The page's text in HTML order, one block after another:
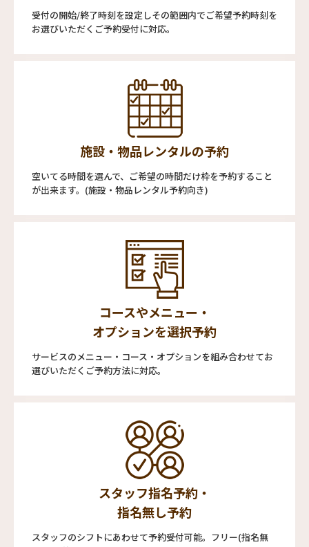
受付の開始/終了時刻を設定しその範囲内でご希望予約時刻を
お選びいただくご予約受付に対応。
施設・物品レンタルの予約
空いてる時間を選んで、ご希望の時間だけ枠を予約すること
が出来ます。(施設・物品レンタル予約向き)
コースやメニュー・
オプションを選択予約
サービスのメニュー・コース・オプションを組み合わせてお
選びいただくご予約方法に対応。
スタッフ指名予約・
指名無し予約
スタッフのシフトにあわせて予約受付可能。フリー(指名無